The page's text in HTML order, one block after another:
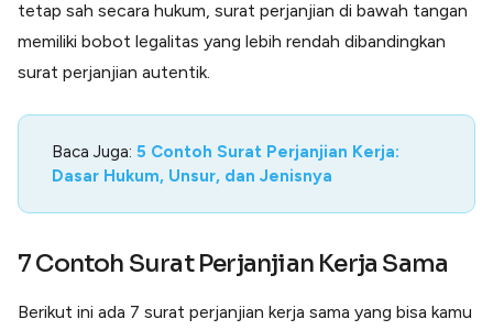
tetap sah secara hukum, surat perjanjian di bawah tangan
memiliki bobot legalitas yang lebih rendah dibandingkan
surat perjanjian autentik.
Baca Juga: 5 Contoh Surat Perjanjian Kerja:
Dasar Hukum, Unsur, dan Jenisnya
7 Contoh Surat Perjanjian Kerja Sama
Berikut ini ada 7 surat perjanjian kerja sama yang bisa kamu